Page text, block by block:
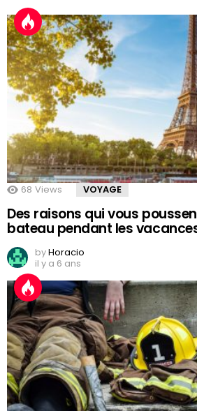
68 Views VOYAGE
Des raisons qui vous
bateau pendant les
byHoracio
il y a 6 ans